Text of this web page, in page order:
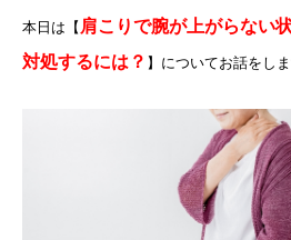
本日は【 肩こりで腕が上がらない
対処するには？ 】についてお話をしま